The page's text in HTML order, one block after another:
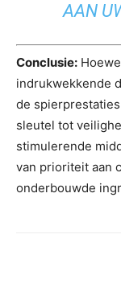
AAN
Conclusie:
indrukwekkende
de
sleutel tot
stimulerende
van prioriteit aan
onderbouwde